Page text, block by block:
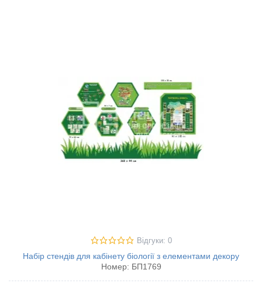
Відгуки: 0
Набір стендів для кабінету біології з елементами декору
Номер: БП1769